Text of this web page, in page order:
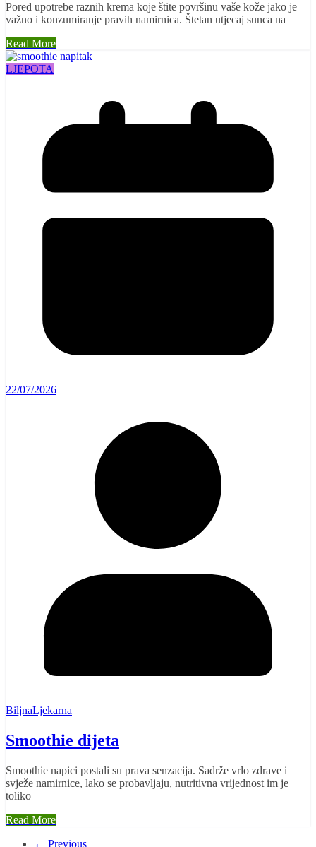
Pored upotrebe raznih krema koje štite površinu vaše kože jako je
važno i konzumiranje pravih namirnica. Štetan utjecaj sunca na
Read More
LJEPOTA
22/07/2026
BiljnaLjekarna
Smoothie dijeta
Smoothie napici postali su prava senzacija. Sadrže vrlo zdrave i
svježe namirnice, lako se probavljaju, nutritivna vrijednost im je
toliko
Read More
← Previous